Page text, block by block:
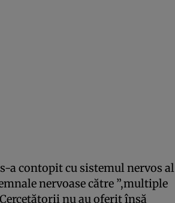
a contopit cu sistemul nervos al
nervoase către ”,multiple
nu au oferit însă